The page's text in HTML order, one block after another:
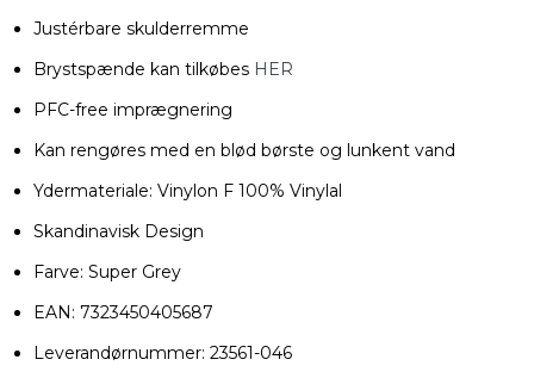
Justérbare skulderremme
Brystspænde kan tilkøbes HER
PFC-free imprægnering
Kan rengøres med en blød børste og lunkent vand
Ydermateriale: Vinylon F 100% Vinylal
Skandinavisk Design
Farve: Super Grey
EAN: 7323450405687
Leverandørnummer: 23561-046